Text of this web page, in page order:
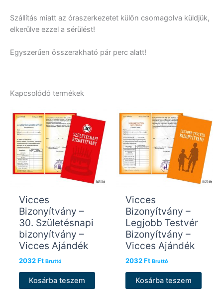
Szállítás miatt az óraszerkezetet külön csomagolva küldjük,
elkerülve ezzel a sérülést!
Egyszerűen összerakható pár perc alatt!
Kapcsolódó termékek
Vicces
Bizonyítvány –
30. Születésnapi
bizonyítvány –
Vicces Ajándék
2032Ft Bruttó
Kosárba teszem
Vicces
Bizonyítvány –
Legjobb Testvér
Bizonyítvány –
Vicces Ajándék
2032Ft Bruttó
Kosárba teszem